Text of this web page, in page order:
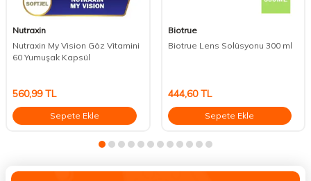
Nutraxin
Nutraxin My Vision Göz Vitamini
60 Yumuşak Kapsül
560,99TL
Sepete Ekle
Biotrue
Biotrue Lens Solüsyonu 300 ml
444,60TL
Sepete Ekle